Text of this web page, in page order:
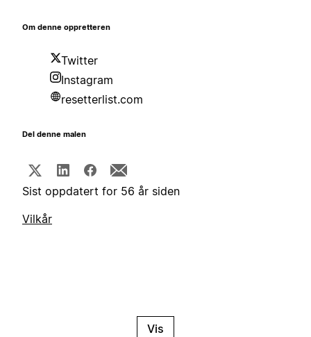
Om denne oppretteren
Twitter
Instagram
resetterlist.com
Del denne malen
Sist oppdatert for 56 år siden
Vilkår
Vis